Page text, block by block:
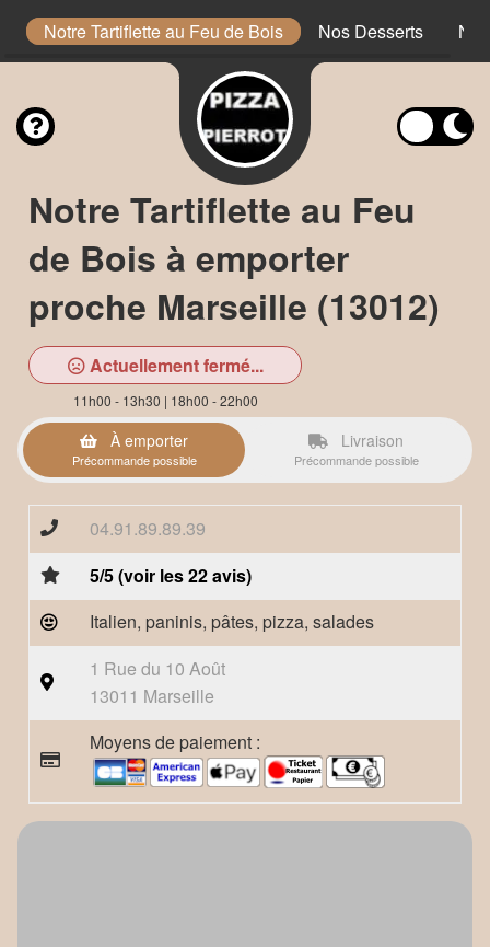
Notre Tartiflette au Feu de Bois Nos Desserts
Notre Tartiflette au Feu
de Bois à emporter
proche Marseille (13012)
Actuellement fermé...
11h00 - 13h30 | 18h00 - 22h00
À emporter
Précommande possible
Livraison
Précommande possible
04.91.89.89.39
5/5 (voir les 22 avis)
Italien, paninis, pâtes, pizza, salades
1 Rue du 10 Août
13011 Marseille
Moyens de paiement :